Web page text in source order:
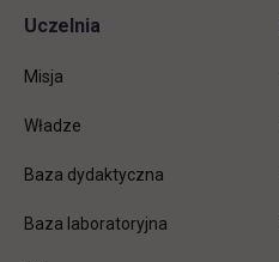
Uczelnia
Misja
Władze
Baza dydaktyczna
Baza laboratoryjna